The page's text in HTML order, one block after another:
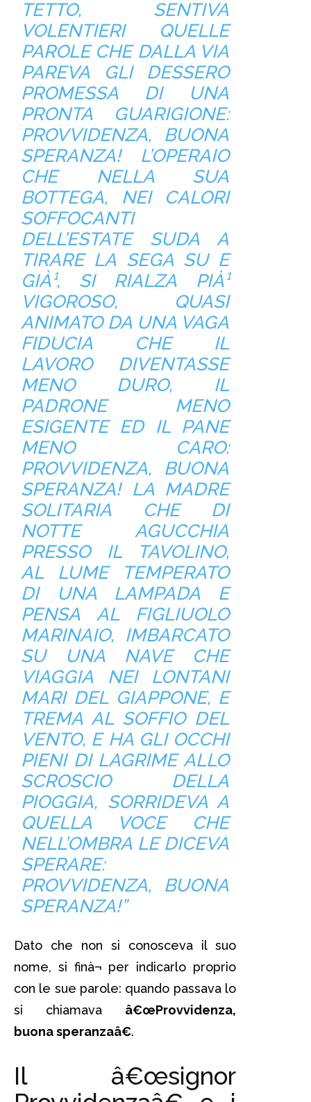
TETTO, SENTIVA
VOLENTIERI QUELLE
PAROLE CHE DALLA VIA
PAREVA GLI DESSERO
PROMESSA DI UNA
PRONTA GUARIGIONE:
PROVVIDENZA, BUONA
SPERANZA! L’OPERAIO
CHE NELLA SUA
BOTTEGA, NEI CALORI
SOFFOCANTI
DELL’ESTATE SUDA A
TIRARE LA SEGA SU E
GIÀ¹, SI RIALZA PIÀ¹
VIGOROSO, QUASI
ANIMATO DA UNA VAGA
FIDUCIA CHE IL
LAVORO DIVENTASSE
MENO DURO, IL
PADRONE MENO
ESIGENTE ED IL PANE
MENO CARO:
PROVVIDENZA, BUONA
SPERANZA! LA MADRE
SOLITARIA CHE DI
NOTTE AGUCCHIA
PRESSO IL TAVOLINO,
AL LUME TEMPERATO
DI UNA LAMPADA E
PENSA AL FIGLIUOLO
MARINAIO, IMBARCATO
SU UNA NAVE CHE
VIAGGIA NEI LONTANI
MARI DEL GIAPPONE, E
TREMA AL SOFFIO DEL
VENTO, E HA GLI OCCHI
PIENI DI LAGRIME ALLO
SCROSCIO DELLA
PIOGGIA, SORRIDEVA A
QUELLA VOCE CHE
NELL’OMBRA LE DICEVA
SPERARE:
PROVVIDENZA, BUONA
SPERANZA!”
Dato che non si conosceva il suo
nome, si finà¬ per indicarlo proprio
con le sue parole: quando passava lo
si chiamava â€œProvvidenza,
buona speranzaâ€.
Il â€œsignor